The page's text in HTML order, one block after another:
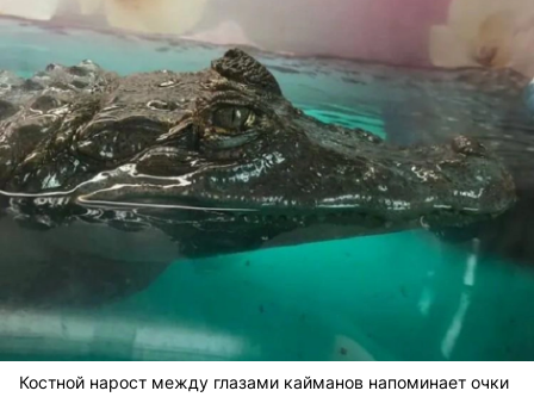
Костной нарост между глазами кайманов напоминает очки